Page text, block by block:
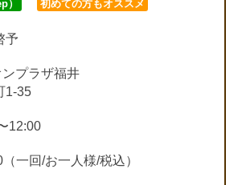
） 初めての方もオススメ
予
ンプラザ福井
1-35
12:00
（一回/お一人様/税込）